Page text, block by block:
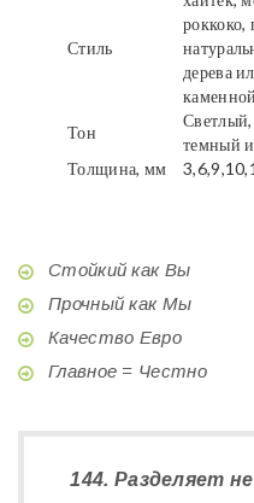
Стиль
роккоко,
дерева
Тон
темный
Толщина, мм
Стойкий как Вы
Прочный как Мы
Качество Евро
Главное = Честно
144. Разделяет